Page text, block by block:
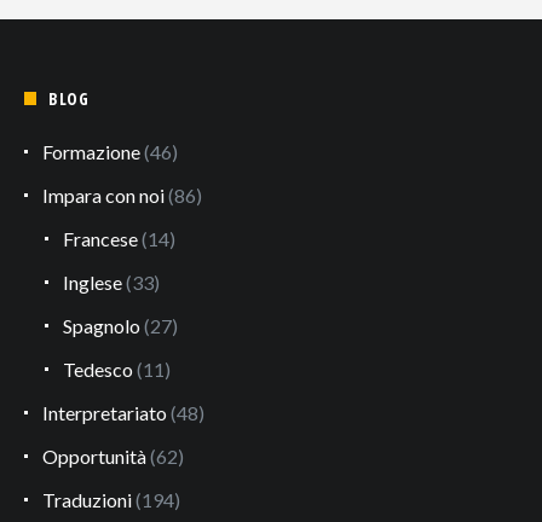
BLOG
Formazione(46)
Impara con noi(86)
Francese(14)
Inglese(33)
Spagnolo (27)
Tedesco (11)
Interpretariato (48)
Opportunità(62)
Traduzioni(194)